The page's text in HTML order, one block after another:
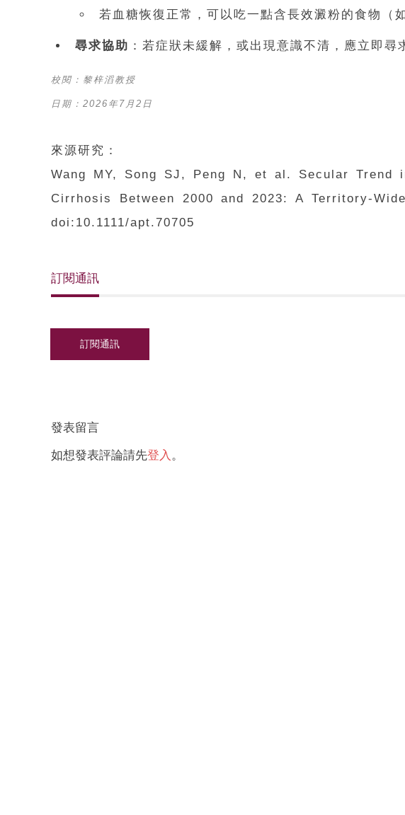
若血糖恢復正常，可以吃一點含長效澱粉的食物（
尋求協助 ：若症狀未緩解，或出現意識不清，應立即尋
校閱：黎梓滔教授
日期：2026年7月2日
來源研究：
Wang MY, Song SJ, Peng N, et al. Secular Trend
Cirrhosis Between 2000 and 2023: A Territory-
doi:10.1111/apt.70705
訂閱通訊
發表留言
如想發表評論請先登入 。